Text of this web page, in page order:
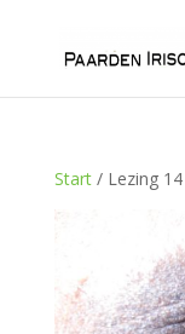
Start/ Lezing 14